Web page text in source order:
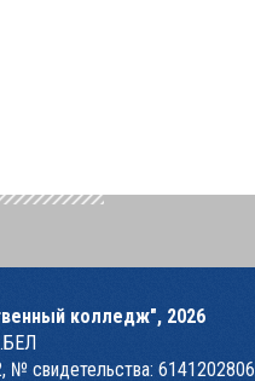
колледж", 2026
№ свидетельства: 6141202806